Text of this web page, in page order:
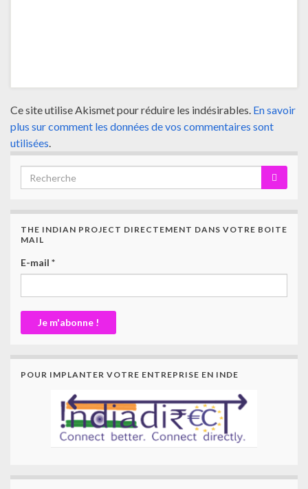
Ce site utilise Akismet pour réduire les indésirables. En savoir
plus sur comment les données de vos commentaires sont
utilisées.
THE INDIAN PROJECT DIRECTEMENT DANS VOTRE BOITE
MAIL
E-mail *
POUR IMPLANTER VOTRE ENTREPRISE EN INDE